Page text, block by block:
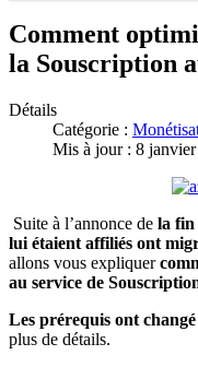
Comment
la Souscription
Détails
Catégorie :
Mis à jour : 8
Suite à l’annonce de la fin
lui étaient affiliés ont
allons vous expliquer
au service de
Les prérequis ont
plus de détails.